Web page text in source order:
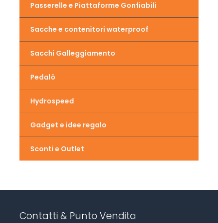
Passerelle e Piattaforme Gonfiabili
Sacche e contenitori waterproof
Sacchi Galleggiamento
Pedalò
Hydrospeed
Gadget e idee regalo
Sconti e Outlet
Contatti & Punto Vendita